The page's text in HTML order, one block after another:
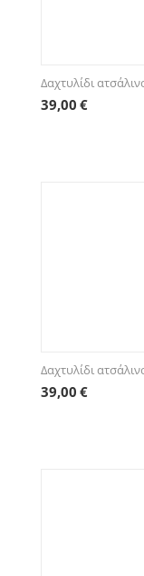
Δαχτυλίδι
39,00 €
Δαχτυλίδι
39,00 €